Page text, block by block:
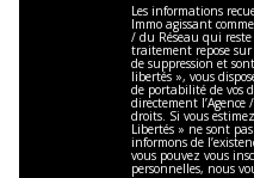
Les informations
Immo agissant
/ du Réseau qui reste
traitement repose
de suppression et
libertés », vous
de portabilité de vos
directement l’Agence
droits. Si vous
Libertés » ne sont
informons de
vous pouvez vous
personnelles, nous